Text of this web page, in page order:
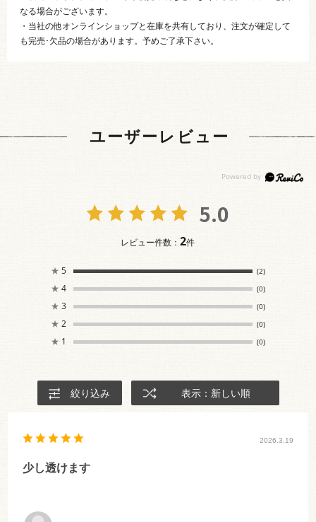
なる場合がございます。
・当社の他オンラインショップと在庫を共有しており、注文が確定して
も完売･欠品の場合があります。予めご了承下さい。
ユーザーレビュー
5.0
レビュー件数：2件
★ 5 (2)
★ 4 (0)
★ 3 (0)
★ 2 (0)
★ 1 (0)
絞り込み 表示：新しい順
2026.3.19
少し透けます